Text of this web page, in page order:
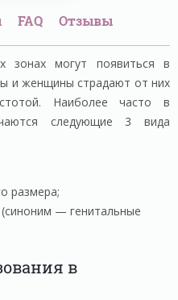
FAQ Отзывы
зонах могут появиться в
и женщины страдают от них
Наиболее часто в
следующие 3 вида
размера;
— генитальные
в